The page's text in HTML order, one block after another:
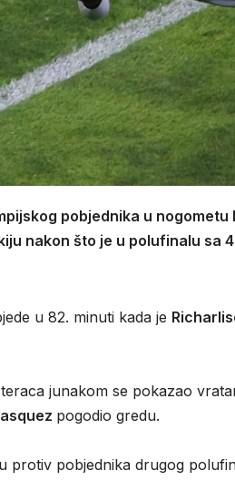
pobjednika u
nakon što je u polufinalu sa
u 82. minuti kada je
junakom se pokazao
pogodio gredu.
protiv pobjednika drugog